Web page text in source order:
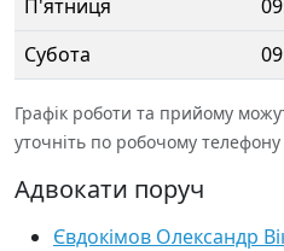
П'ятниця
Субота
Графік роботи та прийому
уточніть по робочому
Адвокати поруч
Євдокімов Олександр